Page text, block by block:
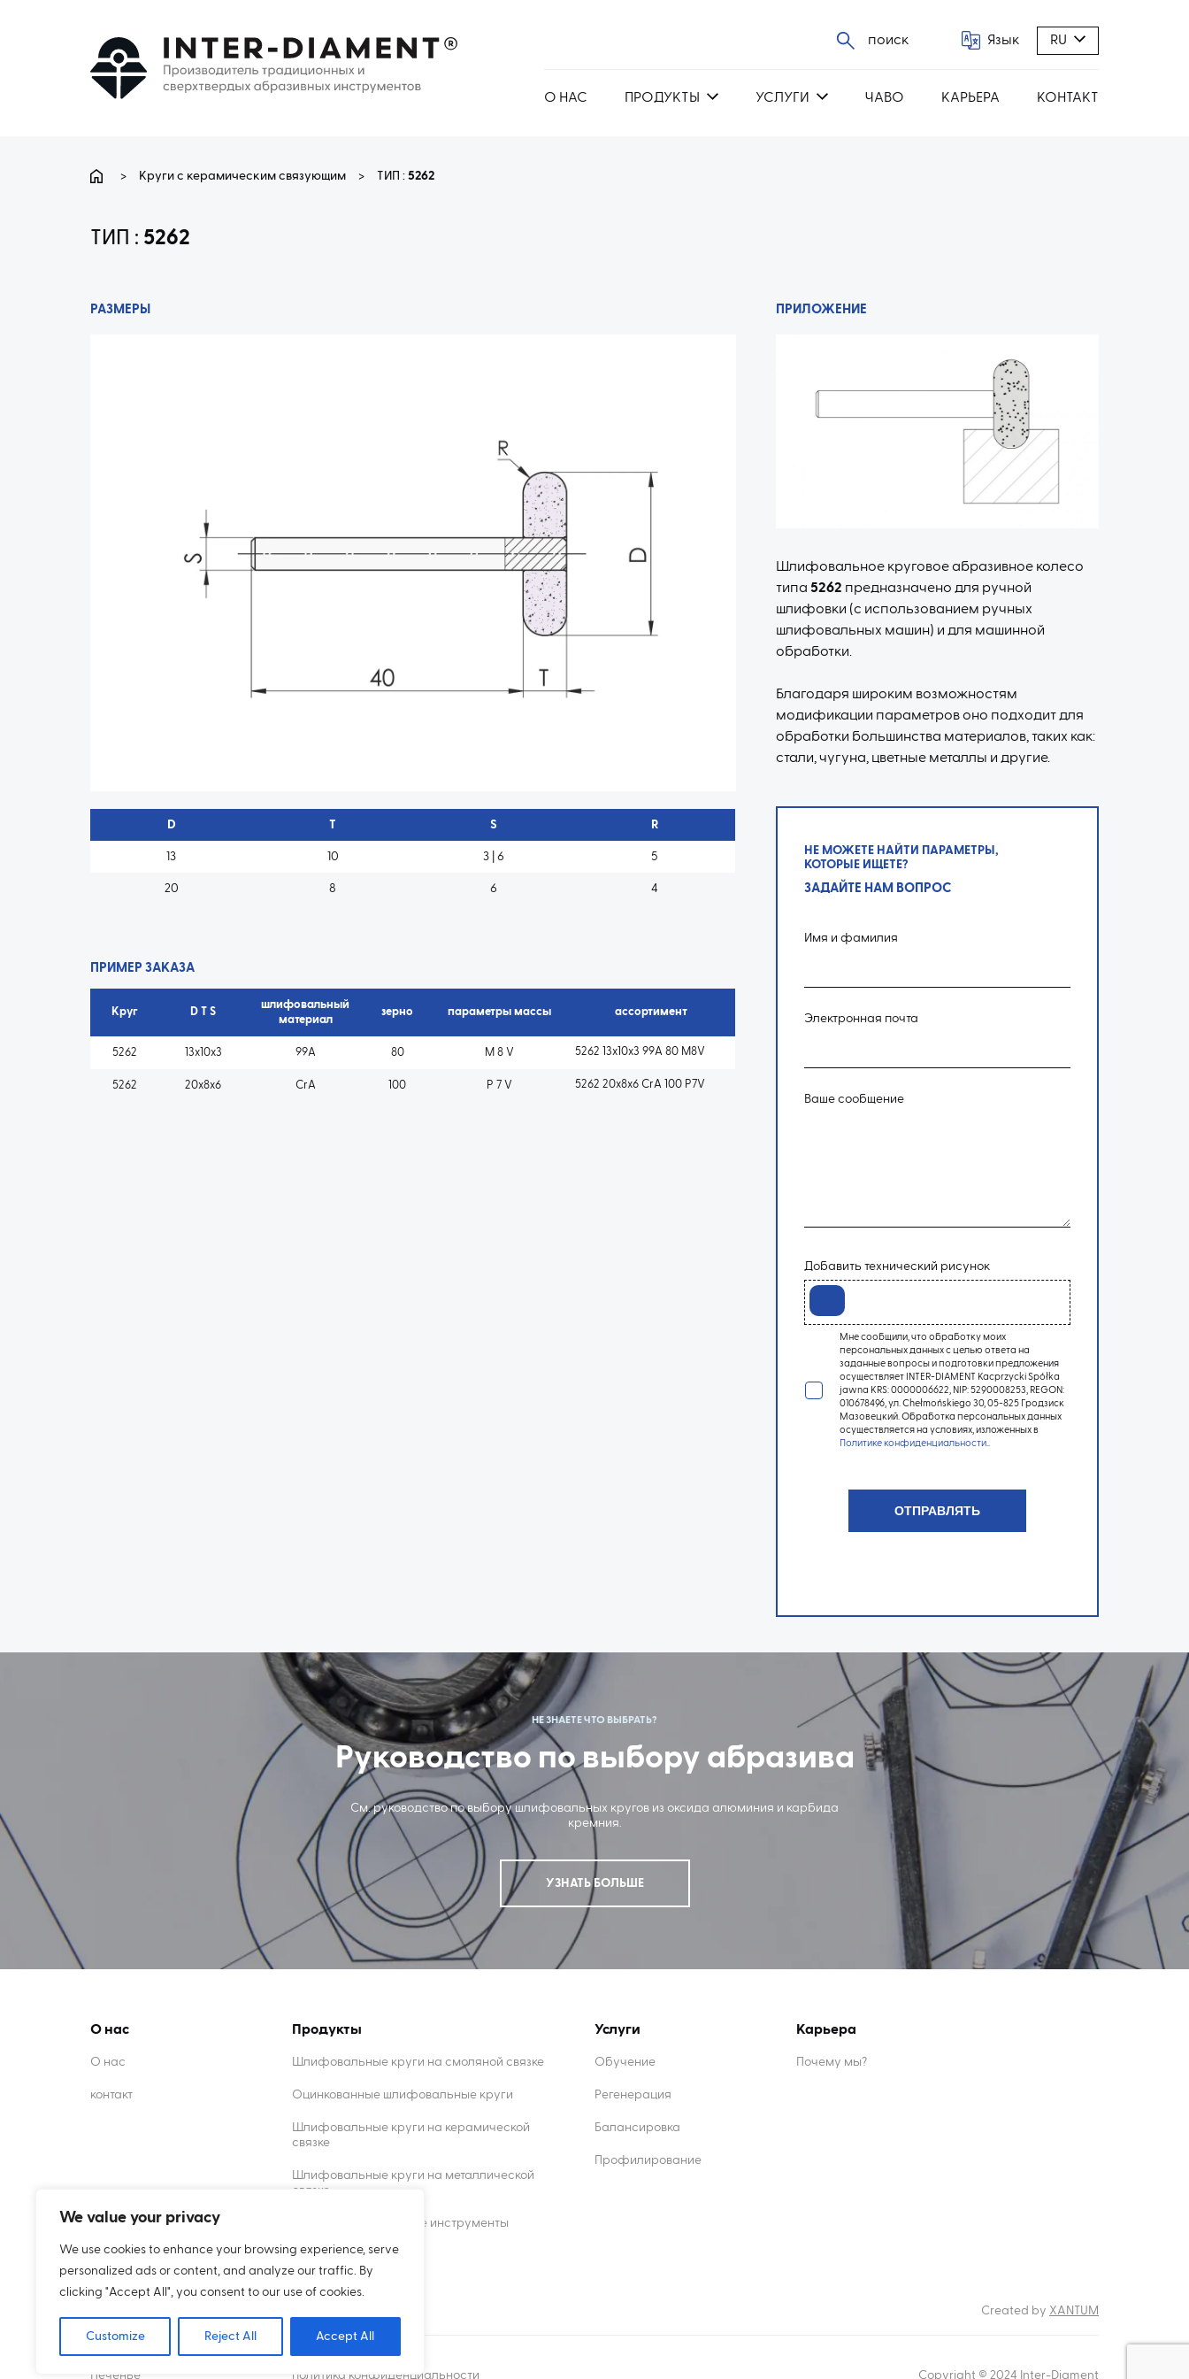
We value your privacy
We use cookies to enhance your browsing experience, serve
personalized ads or content, and analyze our traffic. By
clicking "Accept All", you consent to our use of cookies.
Customize Reject All Accept All
поиск Язык RU
О НАС ПРОДУКТЫ УСЛУГИ ЧАВО КАРЬЕРА КОНТАКТ
> Круги с керамическим связующим > ТИП : 5262
ТИП : 5262
РАЗМЕРЫ
D T S R
13 10 3 | 6 5
20 8 6 4
ПРИМЕР ЗАКАЗА
Круг D T S
шлифовальный
материал
зерно параметры массы ассортимент
5262 13x10x3 99A 80 M 8 V 5262 13x10x3 99A 80 M8V
5262 20x8x6 CrA 100 P 7 V 5262 20x8x6 CrA 100 P7V
ПРИЛОЖЕНИЕ
Шлифовальное круговое абразивное колесо
типа5262 предназначено для ручной
шлифовки (с использованием ручных
шлифовальных машин) и для машинной
обработки.
Благодаря широким возможностям
модификации параметров оно подходит для
обработки большинства материалов, таких как:
стали, чугуна, цветные металлы и другие.
НЕ МОЖЕТЕ НАЙТИ ПАРАМЕТРЫ,
КОТОРЫЕ ИЩЕТЕ?
ЗАДАЙТЕ НАМ ВОПРОС
Имя и фамилия
Электронная почта
Ваше сообщение
Добавить технический рисунок
Мне сообщили, что обработку моих
персональных данных с целью ответа на
заданные вопросы и подготовки предложения
осуществляет INTER-DIAMENT Kacprzycki Spółka
jawna KRS: 0000006622, NIP: 5290008253, REGON:
010678496, ул. Chełmońskiego 30, 05-825 Гродзиск
Мазовецкий. Обработка персональных данных
осуществляется на условиях, изложенных в
Политике конфиденциальности
НЕ ЗНАЕТЕ ЧТО ВЫБРАТЬ?
Руководство по выбору абразива
См. руководство по выбору шлифовальных кругов из оксида алюминия и карбида
кремния.
УЗНАТЬ БОЛЬШЕ
О нас
О нас
контакт
Продукты
Шлифовальные круги на смоляной связке
Оцинкованные шлифовальные круги
Шлифовальные круги на керамической
связке
Шлифовальные круги на металлической
связке
Композитные режущие инструменты
Алмазные комоды
Услуги
Обучение
Регенерация
Балансировка
Профилирование
Карьера
Почему мы?
Created by XANTUM
Печенье политика конфиденциальности Copyright © 2024 Inter-Diament